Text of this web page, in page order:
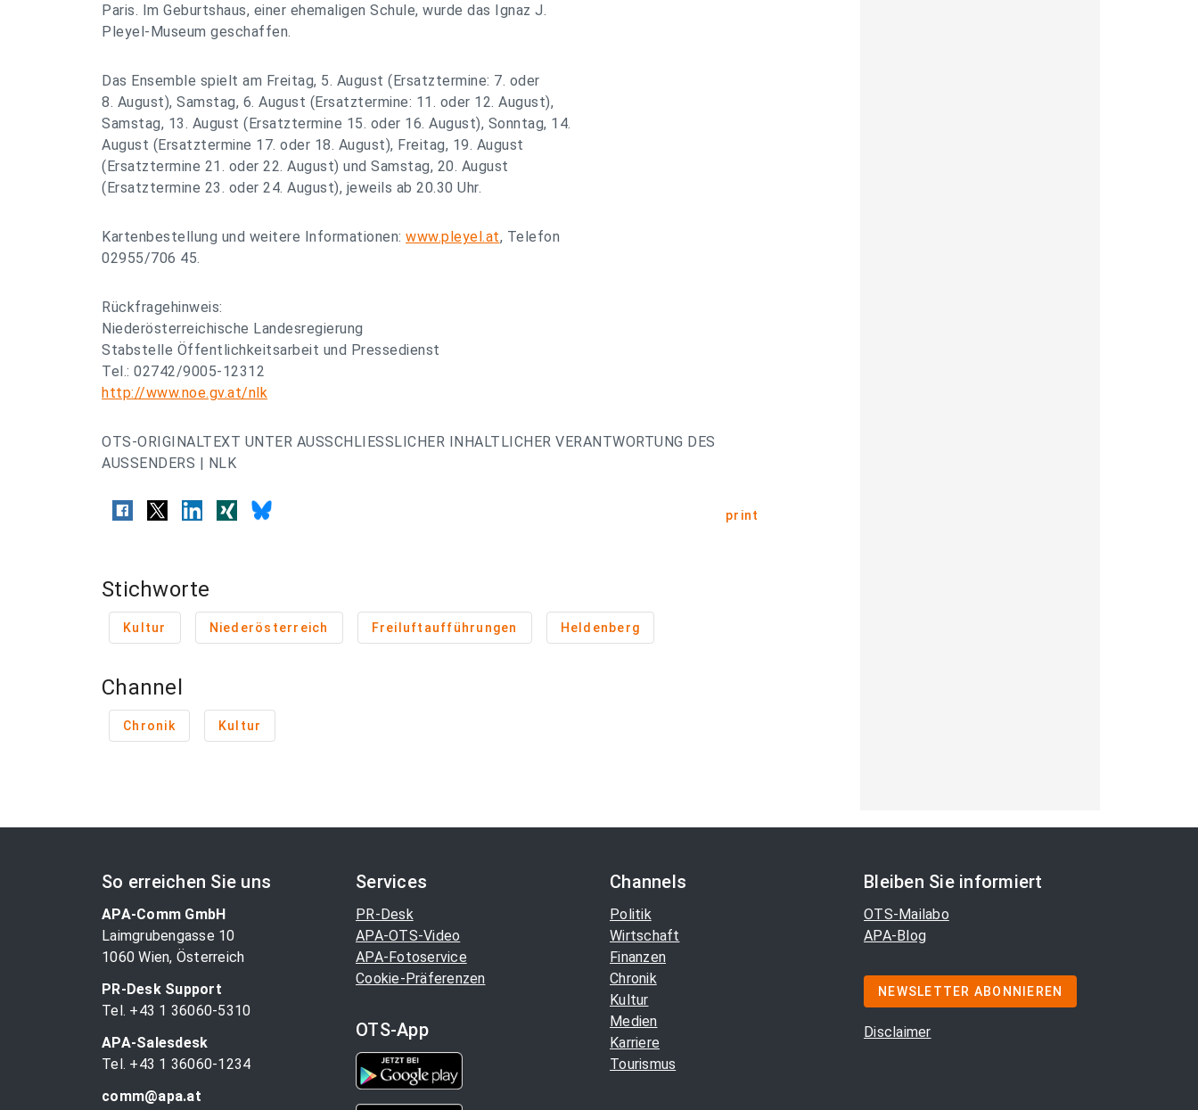
Paris. Im Geburtshaus, einer ehemaligen Schule, wurde das Ignaz J.
Pleyel-Museum geschaffen.
Das Ensemble spielt am Freitag, 5. August (Ersatztermine: 7. oder
8. August), Samstag, 6. August (Ersatztermine: 11. oder 12. August),
Samstag, 13. August (Ersatztermine 15. oder 16. August), Sonntag, 14.
August (Ersatztermine 17. oder 18. August), Freitag, 19. August
(Ersatztermine 21. oder 22. August) und Samstag, 20. August
(Ersatztermine 23. oder 24. August), jeweils ab 20.30 Uhr.
Kartenbestellung und weitere Informationen: www.pleyel.at, Telefon
02955/706 45.
Rückfragehinweis:
Niederösterreichische Landesregierung
Stabstelle Öffentlichkeitsarbeit und Pressedienst
Tel.: 02742/9005-12312
http://www.noe.gv.at/nlk
OTS-ORIGINALTEXT UNTER AUSSCHLIESSLICHER INHALTLICHER VERANTWORTUNG DES
AUSSENDERS | NLK
print
Stichworte
Kultur Niederösterreich Freiluftaufführungen Heldenberg
Channel
Chronik Kultur
So erreichen Sie uns
APA-Comm GmbH
Laimgrubengasse 10
1060 Wien, Österreich
PR-Desk Support
Tel. +43 1 36060-5310
APA-Salesdesk
Tel. +43 1 36060-1234
comm@apa.at
Services
PR-Desk
APA-OTS-Video
APA-Fotoservice
Cookie-Präferenzen
OTS-App
Channels
Politik
Wirtschaft
Finanzen
Chronik
Kultur
Medien
Karriere
Tourismus
Bleiben Sie informiert
OTS-Mailabo
APA-Blog
NEWSLETTER ABONNIEREN
Disclaimer